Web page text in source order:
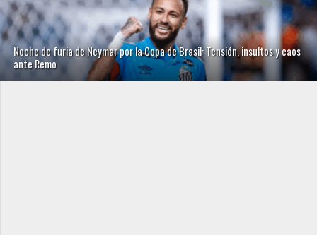
Noche de furia de Neymar por la Copa de Brasil: Tensión, insultos y caos
ante Remo